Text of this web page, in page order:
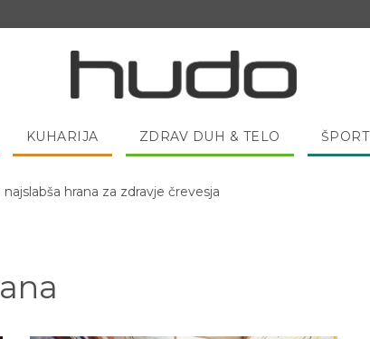
KUHARIJA ZDRAV DUH & TELO ŠPORT
hrana za zdravje črevesja